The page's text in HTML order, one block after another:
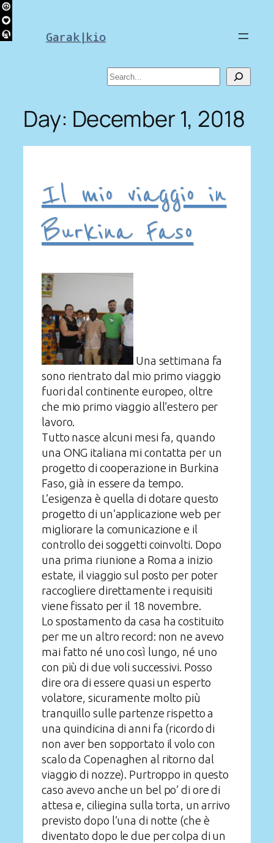
Skip
to
content Garak|kio
Search
Day: December 1, 2018
Il mio viaggio in
Burkina Faso
Una settimana fa
sono rientrato dal mio primo viaggio
fuori dal continente europeo, oltre
che mio primo viaggio all’estero per
lavoro.
Tutto nasce alcuni mesi fa, quando
una ONG italiana mi contatta per un
progetto di cooperazione in Burkina
Faso, già in essere da tempo.
L’esigenza è quella di dotare questo
progetto di un’applicazione web per
migliorare la comunicazione e il
controllo dei soggetti coinvolti. Dopo
una prima riunione a Roma a inizio
estate, il viaggio sul posto per poter
raccogliere direttamente i requisiti
viene fissato per il 18 novembre.
Lo spostamento da casa ha costituito
per me un altro record: non ne avevo
mai fatto né uno così lungo, né uno
con più di due voli successivi. Posso
dire ora di essere quasi un esperto
volatore, sicuramente molto più
tranquillo sulle partenze rispetto a
una quindicina di anni fa (ricordo di
non aver ben sopportato il volo con
scalo da Copenaghen al ritorno dal
viaggio di nozze). Purtroppo in questo
caso avevo anche un bel po’ di ore di
attesa e, ciliegina sulla torta, un arrivo
previsto dopo l’una di notte (che è
diventato dopo le due per colpa di un